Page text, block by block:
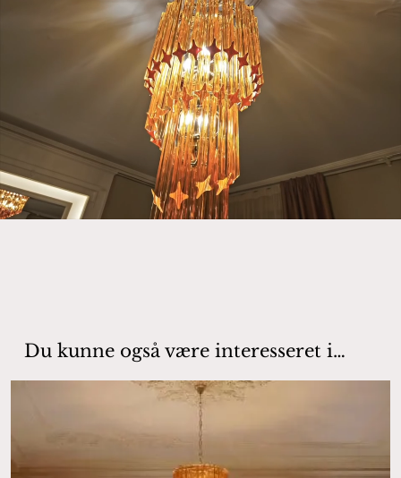
Du kunne også være interesseret i…